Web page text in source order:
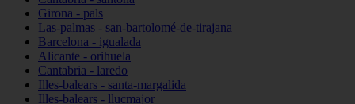
Girona - pals
Las-palmas - san-bartolomé-de-tirajana
Barcelona - igualada
Alicante - orihuela
Cantabria - laredo
Illes-balears - santa-margalida
Illes-balears - llucmajor